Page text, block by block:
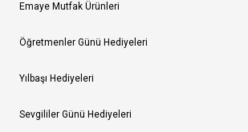
Emaye Mutfak Ürünleri
Öğretmenler Günü Hediyeleri
Yılbaşı Hediyeleri
Sevgililer Günü Hediyeleri